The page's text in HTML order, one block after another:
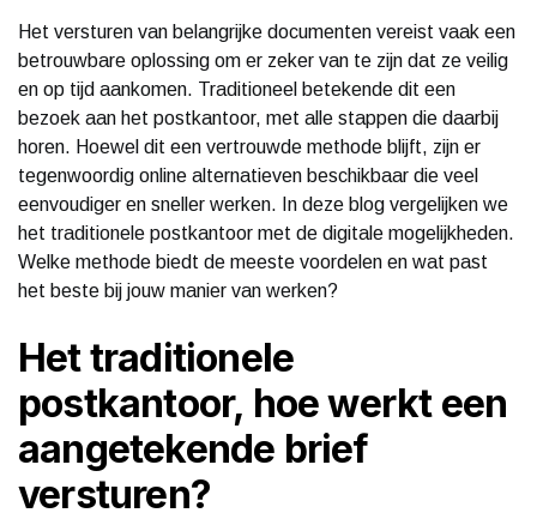
Het versturen van belangrijke documenten vereist vaak een
betrouwbare oplossing om er zeker van te zijn dat ze veilig
en op tijd aankomen. Traditioneel betekende dit een
bezoek aan het postkantoor, met alle stappen die daarbij
horen. Hoewel dit een vertrouwde methode blijft, zijn er
tegenwoordig online alternatieven beschikbaar die veel
eenvoudiger en sneller werken. In deze blog vergelijken we
het traditionele postkantoor met de digitale mogelijkheden.
Welke methode biedt de meeste voordelen en wat past
het beste bij jouw manier van werken?
Het traditionele
postkantoor, hoe werkt een
aangetekende brief
versturen?